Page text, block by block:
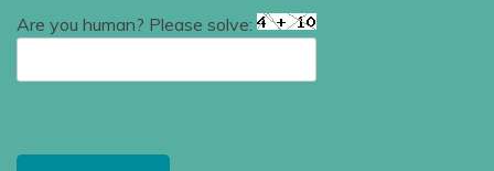
Are you human? Please solve: